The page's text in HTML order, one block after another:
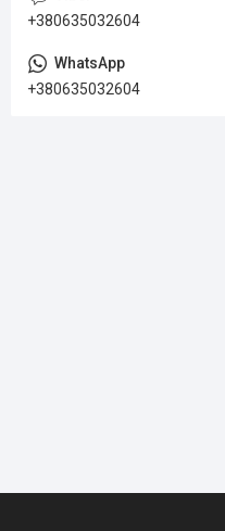
+380635032604
+380635032604